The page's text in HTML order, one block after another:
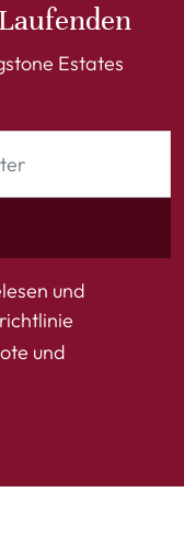
Estates
und
und